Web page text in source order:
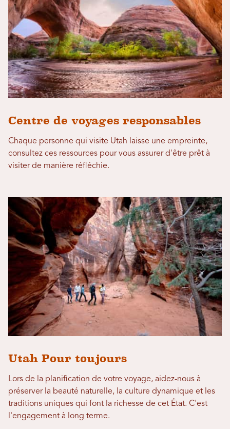
Centre de voyages responsables
Chaque personne qui visite Utah laisse une empreinte,
consultez ces ressources pour vous assurer d'être prêt à
visiter de manière réfléchie.
Utah Pour toujours
Lors de la planification de votre voyage, aidez-nous à
préserver la beauté naturelle, la culture dynamique et les
traditions uniques qui font la richesse de cet État. C'est
l'engagement à long terme.